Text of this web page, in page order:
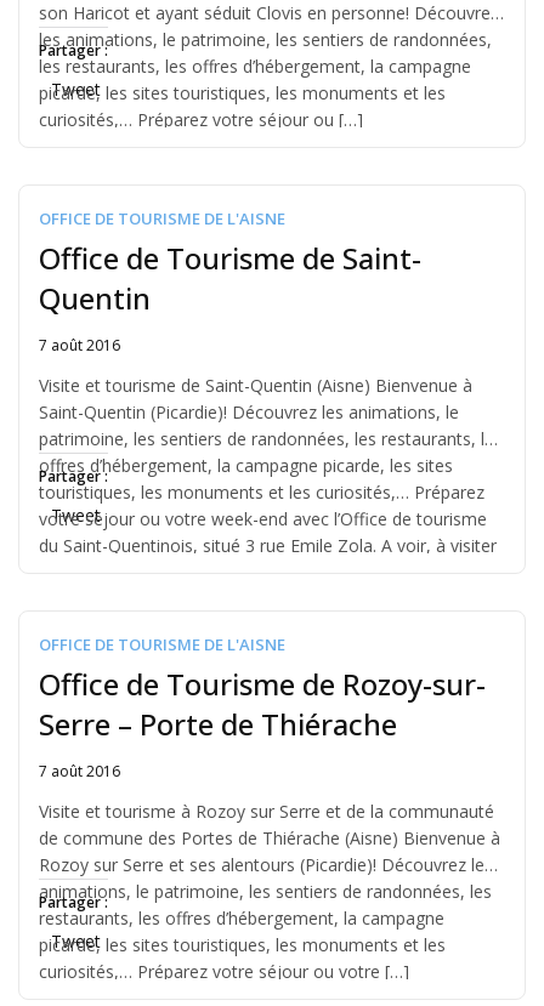
son Haricot et ayant séduit Clovis en personne! Découvrez
les animations, le patrimoine, les sentiers de randonnées,
les restaurants, les offres d’hébergement, la campagne
picarde, les sites touristiques, les monuments et les
curiosités,… Préparez votre séjour ou […]
Partager :
Tweet
OFFICE DE TOURISME DE L'AISNE
Office de Tourisme de Saint-
Quentin
Written
Jérémie
7 août 2016
Visite et tourisme de Saint-Quentin (Aisne) Bienvenue à
Saint-Quentin (Picardie)! Découvrez les animations, le
patrimoine, les sentiers de randonnées, les restaurants, les
offres d’hébergement, la campagne picarde, les sites
touristiques, les monuments et les curiosités,… Préparez
votre séjour ou votre week-end avec l’Office de tourisme
du Saint-Quentinois, situé 3 rue Emile Zola. A voir, à visiter
Partager :
Tweet
OFFICE DE TOURISME DE L'AISNE
Office de Tourisme de Rozoy-sur-
Serre – Porte de Thiérache
Written
Jérémie
7 août 2016
Visite et tourisme à Rozoy sur Serre et de la communauté
de commune des Portes de Thiérache (Aisne) Bienvenue à
Rozoy sur Serre et ses alentours (Picardie)! Découvrez les
animations, le patrimoine, les sentiers de randonnées, les
restaurants, les offres d’hébergement, la campagne
picarde, les sites touristiques, les monuments et les
curiosités,… Préparez votre séjour ou votre […]
Partager :
Tweet